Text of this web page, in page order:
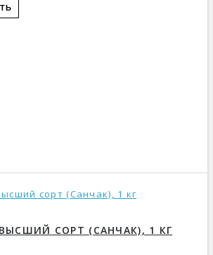
СОРТ (САНЧАК), 1 КГ